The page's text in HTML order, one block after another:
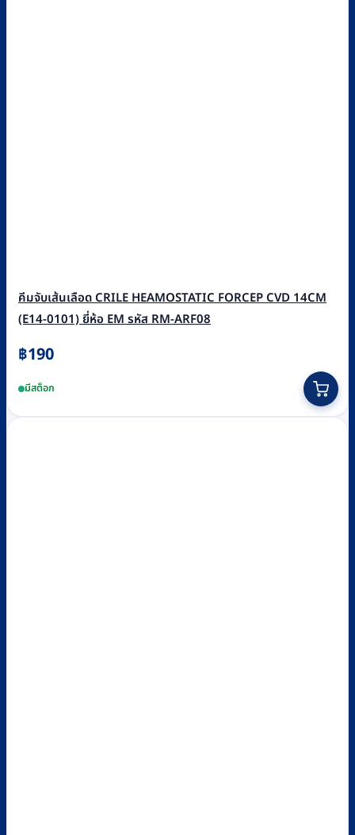
คีมจับเส้นเลือด CRILE HEAMOSTATIC FORCEP CVD 14CM
(E14-0101) ยี่ห้อ EM รหัส RM-ARF08
฿190
มีสต็อก